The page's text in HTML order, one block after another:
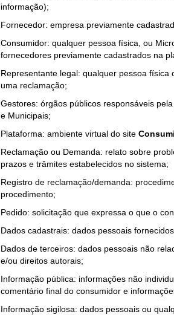
informação);
Fornecedor: empresa previamente
Consumidor: qualquer pessoa física, ou
fornecedores previamente cadastrados na
Representante legal: qualquer pessoa
uma reclamação;
Gestores: órgãos públicos responsáveis
e Municipais;
Plataforma: ambiente virtual do site
Reclamação ou Demanda: relato sobre
prazos e trâmites estabelecidos no sistema;
Registro de reclamação/demanda:
procedimento;
Pedido: solicitação que expressa o que o
Dados cadastrais: dados pessoais
Dados de terceiros: dados pessoais não
e/ou direitos autorais;
Informação pública: informações não
comentário final do consumidor e
Informação sigilosa: dados pessoais ou